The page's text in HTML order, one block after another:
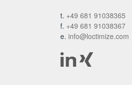
t. +49 681 91038365
f. +49 681 91038367
e. info@loctimize.com